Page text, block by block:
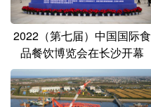
2022（第七届）中国国际食
品餐饮博览会在长沙开幕